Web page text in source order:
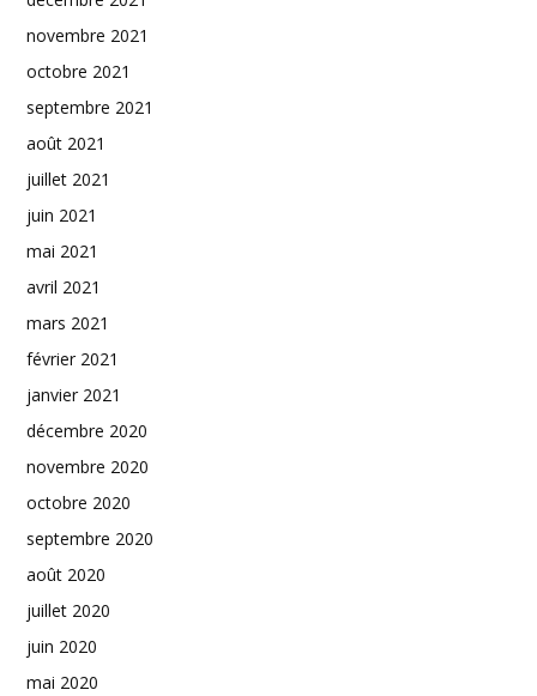
novembre 2021
octobre 2021
septembre 2021
août 2021
juillet 2021
juin 2021
mai 2021
avril 2021
mars 2021
février 2021
janvier 2021
décembre 2020
novembre 2020
octobre 2020
septembre 2020
août 2020
juillet 2020
juin 2020
mai 2020